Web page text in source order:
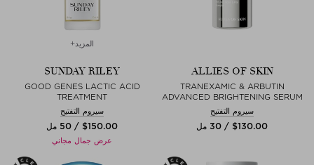
ALLIES OF SKIN
TRANEXAMIC & ARBUTIN
ADVANCED BRIGHTENING SERUM
سيروم التفتيح
$‌130.00 / 30 مل
المزيد+
SUNDAY RILEY
GOOD GENES LACTIC ACID
TREATMENT
سيروم التفتيح
$‌150.00 / 50 مل
عرض جمال مجاني